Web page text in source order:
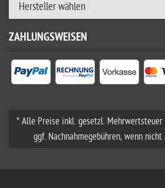
Hersteller wählen
ZAHLUNGSWEISEN
* Alle Preise inkl. gesetzl. Mehrwertsteuer
ggf. Nachnahmegebühren, wenn